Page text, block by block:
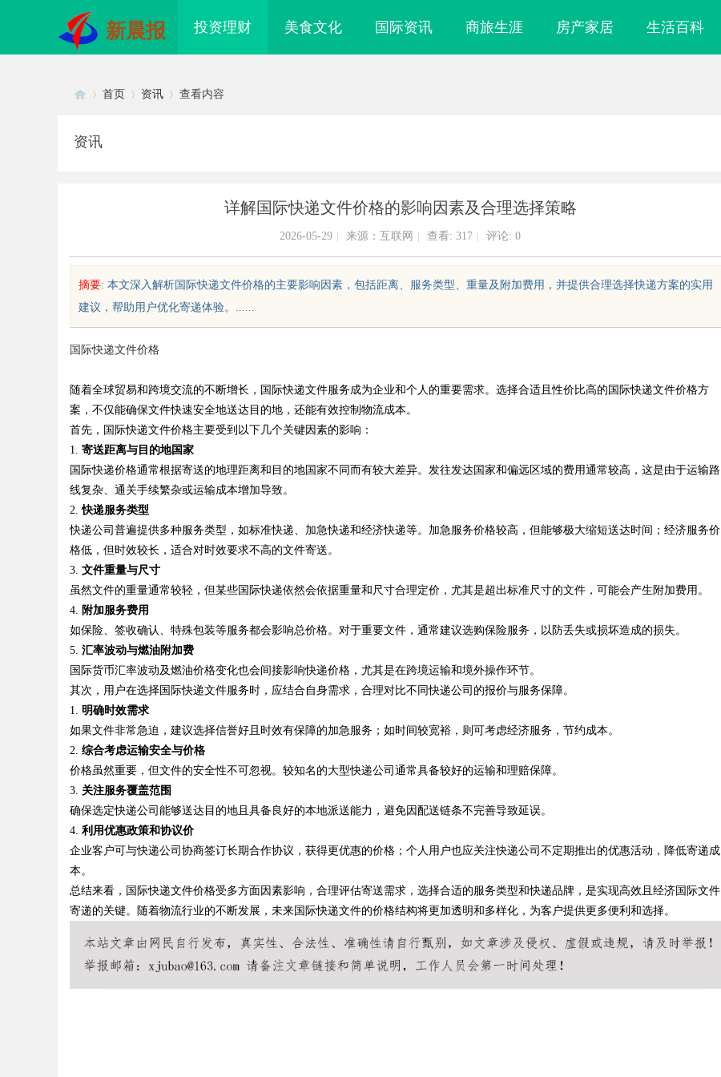
新晨报 投资理财 美食文化 国际资讯 商旅生涯 房产家居 生活百科
uz
!
Bo
首页 资讯 查看内容
资讯
详解国际快递文件价格的影响因素及合理选择策略
2026-05-29 来源：互联网 查看: 317 评论: 0
摘要: 本文深入解析国际快递文件价格的主要影响因素，包括距离、服务类型、重量及附加费用，并提供合理选择快递方案的实用
建议，帮助用户优化寄递体验。......
国际快递文件价格
随着全球贸易和跨境交流的不断增长，国际快递文件服务成为企业和个人的重要需求。选择合适且性价比高的国际快递文件价格方
案，不仅能确保文件快速安全地送达目的地，还能有效控制物流成本。
首先，国际快递文件价格主要受到以下几个关键因素的影响：
1. 寄送距离与目的地国家
国际快递价格通常根据寄送的地理距离和目的地国家不同而有较大差异。发往发达国家和偏远区域的费用通常较高，这是由于运输路
线复杂、通关手续繁杂或运输成本增加导致。
2.快递服务类型
快递公司普遍提供多种服务类型，如标准快递、加急快递和经济快递等。加急服务价格较高，但能够极大缩短送达时间；经济服务价
格低，但时效较长，适合对时效要求不高的文件寄送。
3. 文件重量与尺寸
虽然文件的重量通常较轻，但某些国际快递依然会依据重量和尺寸合理定价，尤其是超出标准尺寸的文件，可能会产生附加费用。
4. 附加服务费用
如保险、签收确认、特殊包装等服务都会影响总价格。对于重要文件，通常建议选购保险服务，以防丢失或损坏造成的损失。
5. 汇率波动与燃油附加费
国际货币汇率波动及燃油价格变化也会间接影响快递价格，尤其是在跨境运输和境外操作环节。
其次，用户在选择国际快递文件服务时，应结合自身需求，合理对比不同快递公司的报价与服务保障。
1. 明确时效需求
如果文件非常急迫，建议选择信誉好且时效有保障的加急服务；如时间较宽裕，则可考虑经济服务，节约成本。
2. 综合考虑运输安全与价格
价格虽然重要，但文件的安全性不可忽视。较知名的大型快递公司通常具备较好的运输和理赔保障。
3. 关注服务覆盖范围
确保选定快递公司能够送达目的地且具备良好的本地派送能力，避免因配送链条不完善导致延误。
4. 利用优惠政策和协议价
企业客户可与快递公司协商签订长期合作协议，获得更优惠的价格；个人用户也应关注快递公司不定期推出的优惠活动，降低寄递成
本。
总结来看，国际快递文件价格受多方面因素影响，合理评估寄送需求，选择合适的服务类型和快递品牌，是实现高效且经济国际文件
寄递的关键。随着物流行业的不断发展，未来国际快递文件的价格结构将更加透明和多样化，为客户提供更多便利和选择。
物：引领现代生物科技创新发
发体系全解析 业中的重要角色与发展趋势